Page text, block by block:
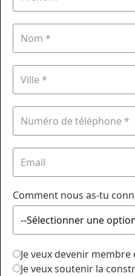
Comment nous as-tu
Je veux devenir membre
Je veux soutenir la